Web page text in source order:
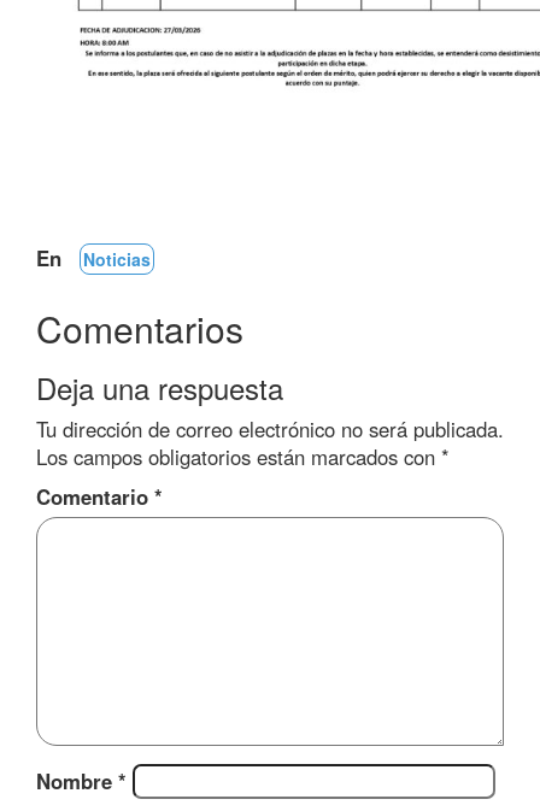
En Noticias
Comentarios
Deja una respuesta
Tu dirección de correo electrónico no será publicada.
Los campos obligatorios están marcados con *
Comentario *
Nombre *